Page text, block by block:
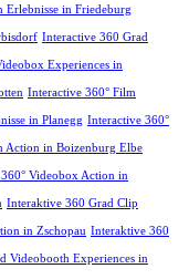
Erlebnisse in Friedeburg
Interactive 360 Grad
Experiences in
Interactive 360° Film
in Planegg Interactive 360°
Action in Boizenburg Elbe
Videobox Action in
Interaktive 360 Grad Clip
in Zschopau Interaktive 360
Videobooth Experiences in